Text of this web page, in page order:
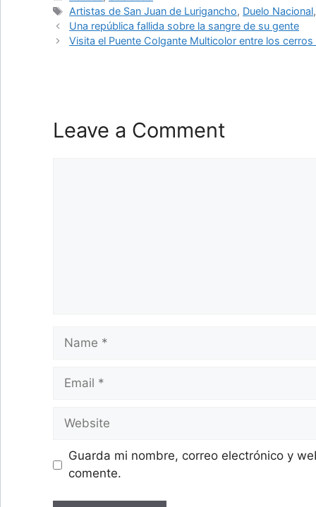
Tags
Artistas de San Juan de Lurigancho, Duelo Nacional,
Una república fallida sobre la sangre de su gente
Visita el Puente Colgante Multicolor entre los
Leave a Comment
Name
Email
Website
Guarda mi nombre, correo electrónico y
comente.